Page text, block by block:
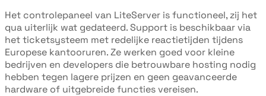
Het controlepaneel van LiteServer is functioneel, zij het
qua uiterlijk wat gedateerd. Support is beschikbaar via
het ticketsysteem met redelijke reactietijden tijdens
Europese kantooruren. Ze werken goed voor kleine
bedrijven en developers die betrouwbare hosting nodig
hebben tegen lagere prijzen en geen geavanceerde
hardware of uitgebreide functies vereisen.